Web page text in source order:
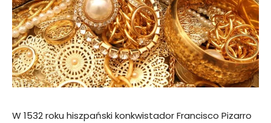
W 1532 roku hiszpański konkwistador Francisco Pizarro